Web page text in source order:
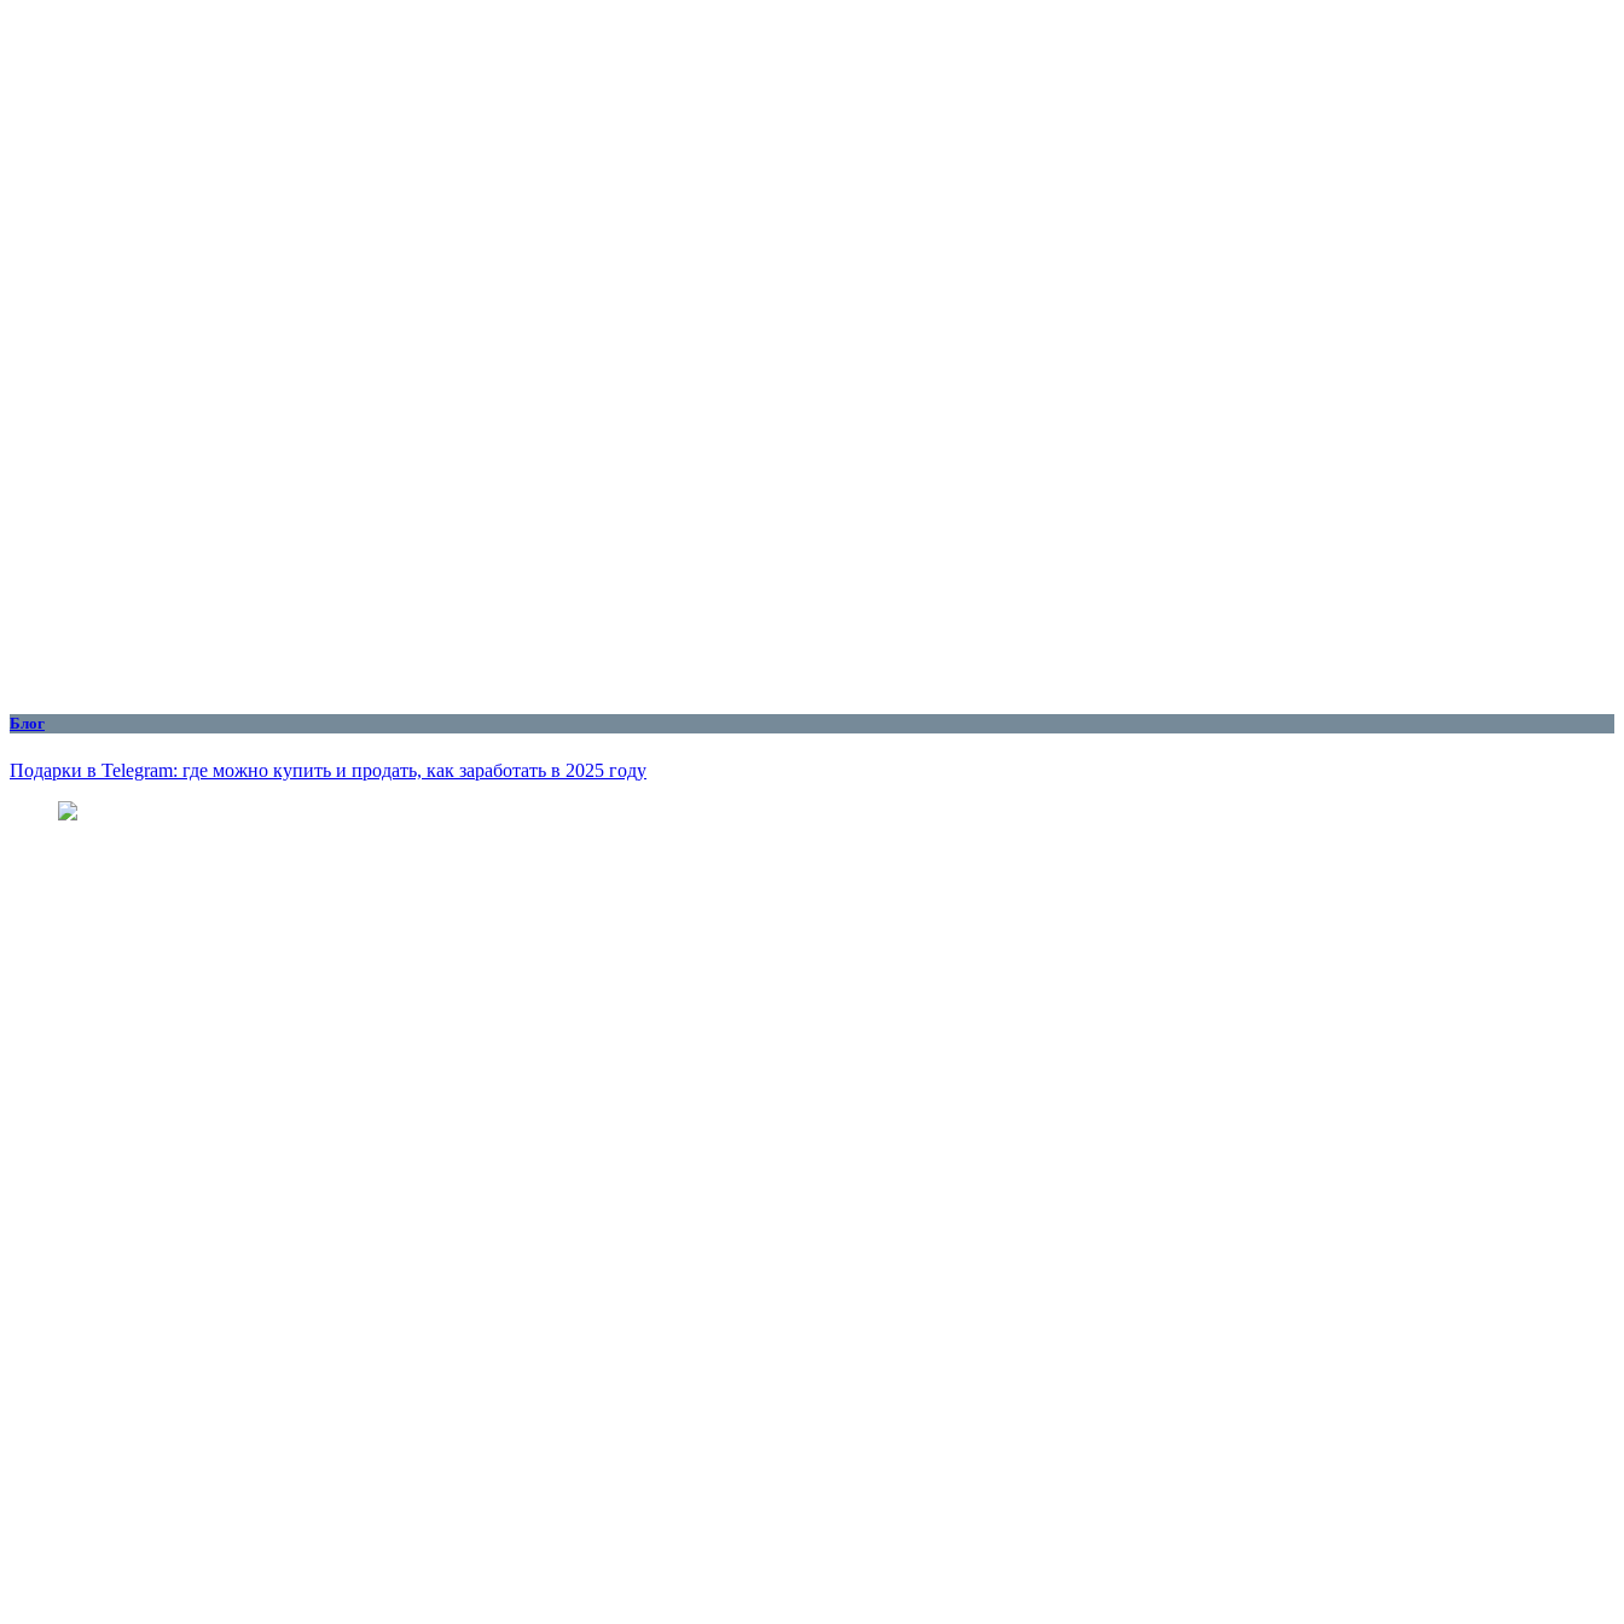
Блог
Подарки в Telegram: где можно купить и продать, как заработать в 2025 году